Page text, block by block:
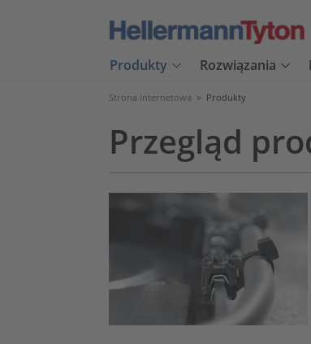
Produkty Rozwiązania
Strona internetowa > Produkty
Przegląd